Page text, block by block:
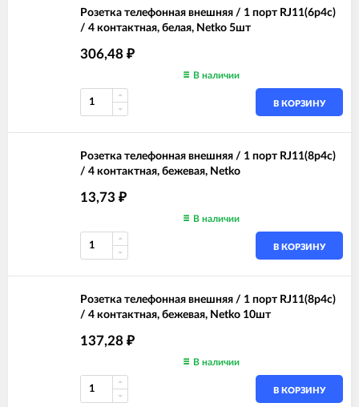
Розетка телефонная внешняя / 1 порт RJ11(6p4c)
/ 4 контактная, белая, Netko 5шт
306,48 ₽
В наличии
В КОРЗИНУ
Розетка телефонная внешняя / 1 порт RJ11(8p4c)
/ 4 контактная, бежевая, Netko
13,73 ₽
В наличии
В КОРЗИНУ
Розетка телефонная внешняя / 1 порт RJ11(8p4c)
/ 4 контактная, бежевая, Netko 10шт
137,28 ₽
В наличии
В КОРЗИНУ